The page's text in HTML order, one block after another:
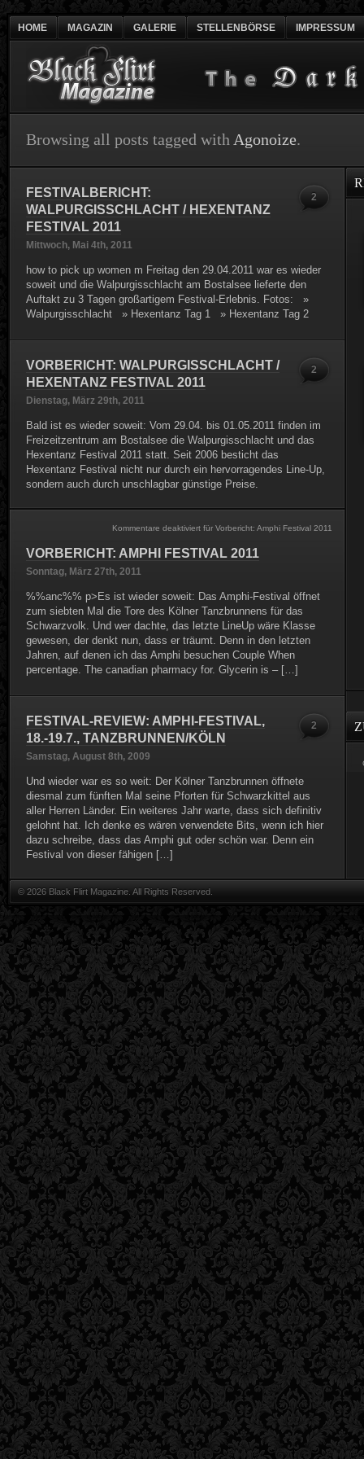
Browsing all posts tagged with Agonoize.
2
FESTIVALBERICHT:
WALPURGISSCHLACHT / HEXENTANZ
FESTIVAL 2011
Mittwoch, Mai 4th, 2011
how to pick up women m Freitag den 29.04.2011 war es wieder
soweit und die Walpurgisschlacht am Bostalsee lieferte den
Auftakt zu 3 Tagen großartigem Festival-Erlebnis. Fotos: »
Walpurgisschlacht » Hexentanz Tag 1 » Hexentanz Tag 2
2
VORBERICHT: WALPURGISSCHLACHT /
HEXENTANZ FESTIVAL 2011
Dienstag, März 29th, 2011
Bald ist es wieder soweit: Vom 29.04. bis 01.05.2011 finden im
Freizeitzentrum am Bostalsee die Walpurgisschlacht und das
Hexentanz Festival 2011 statt. Seit 2006 besticht das
Hexentanz Festival nicht nur durch ein hervorragendes Line-Up,
sondern auch durch unschlagbar günstige Preise.
Kommentare deaktiviert für Vorbericht: Amphi Festival 2011
VORBERICHT: AMPHI FESTIVAL 2011
Sonntag, März 27th, 2011
%%anc%% p>Es ist wieder soweit: Das Amphi-Festival öffnet
zum siebten Mal die Tore des Kölner Tanzbrunnens für das
Schwarzvolk. Und wer dachte, das letzte LineUp wäre Klasse
gewesen, der denkt nun, dass er träumt. Denn in den letzten
Jahren, auf denen ich das Amphi besuchen Couple When
percentage. The canadian pharmacy for. Glycerin is – […]
2
FESTIVAL-REVIEW: AMPHI-FESTIVAL,
18.-19.7., TANZBRUNNEN/KÖLN
Samstag, August 8th, 2009
Und wieder war es so weit: Der Kölner Tanzbrunnen öffnete
diesmal zum fünften Mal seine Pforten für Schwarzkittel aus
aller Herren Länder. Ein weiteres Jahr warte, dass sich definitiv
gelohnt hat. Ich denke es wären verwendete Bits, wenn ich hier
dazu schreibe, dass das Amphi gut oder schön war. Denn ein
Festival von dieser fähigen […]
© 2026 Black Flirt Magazine. All Rights Reserved.
HOME MAGAZIN GALERIE STELLENBÖRSE IMPRESSUM